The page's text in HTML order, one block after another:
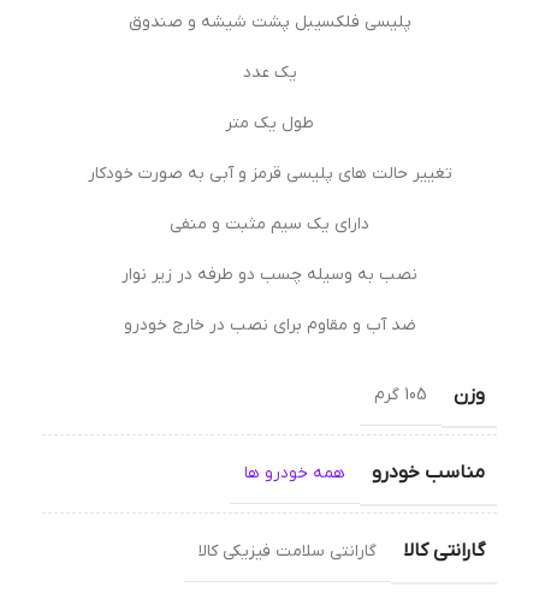
پلیسی فلکسیبل پشت شیشه و صندوق
یک عدد
طول یک متر
تغییر حالت های پلیسی قرمز و آبی به صورت خودکار
دارای یک سیم مثبت و منفی
نصب به وسیله چسب دو طرفه در زیر نوار
ضد آب و مقاوم برای نصب در خارج خودرو
وزن 105 گرم
مناسب خودرو همه خودرو ها
گارانتی کالا گارانتی سلامت فیزیکی کالا